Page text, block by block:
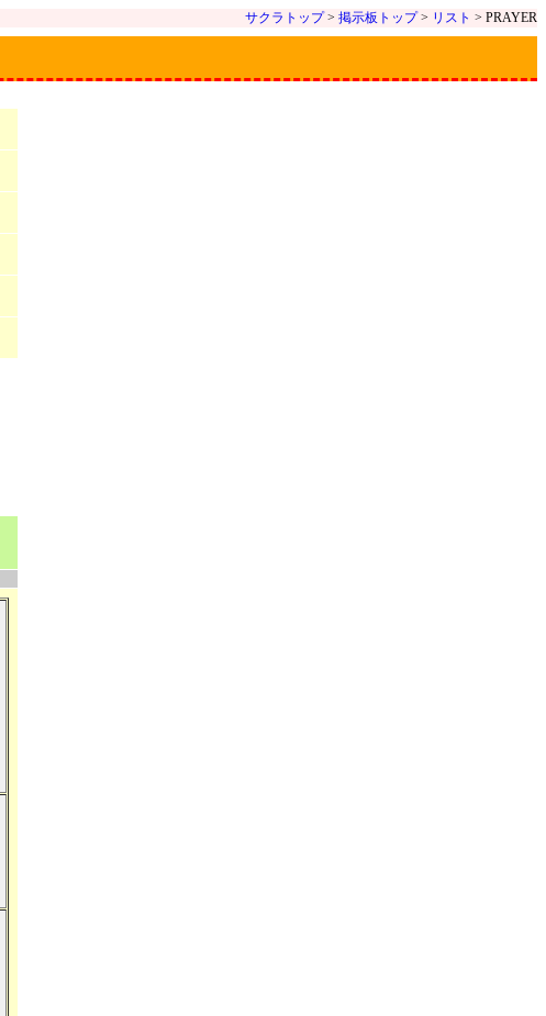
サクラトップ> 掲示板トップ> リスト > PRAYER